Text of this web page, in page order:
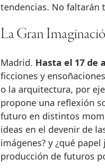
tendencias. No faltarán
La Gran
Madrid. Hasta el 17 de
ficciones y
o la arquitectura, por
propone una reflexión
futuro en distintos
ideas en el devenir de
imágenes? y ¿qué
producción de futuros